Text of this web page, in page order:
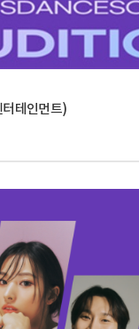
터테인먼트)